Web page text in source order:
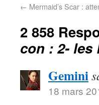
← Mermaid’s Scar :
2 858
con : 2- les
Gemini
18 mars